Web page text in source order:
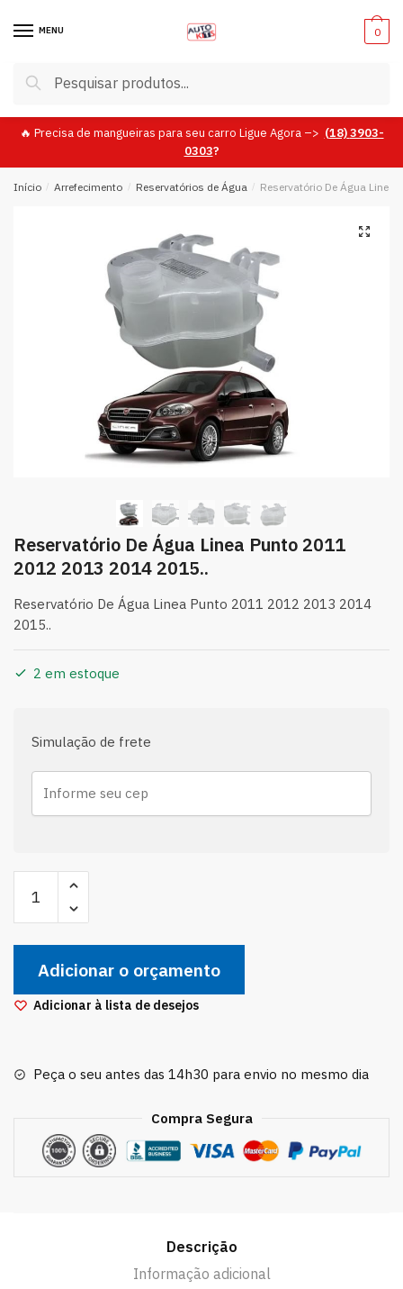
MENU
Pesquisar
por:
Pesquisar
0
🔥 Precisa de mangueiras para seu carro Ligue Agora –> (18) 3903-
0303?
Início / Arrefecimento / Reservatórios de Água / Reservatório De Água Linea
🔍
Reservatório De Água Linea Punto 2011
2012 2013 2014 2015..
Reservatório De Água Linea Punto 2011 2012 2013 2014
2015..
2 em estoque
Simulação de frete
Reservatório
Água
Linea
Punto
2012
2015..
Adicionar o orçamento
Adicionar à lista de desejos
Peça o seu antes das 14h30 para envio no mesmo dia
Compra Segura
Descrição
Informação adicional